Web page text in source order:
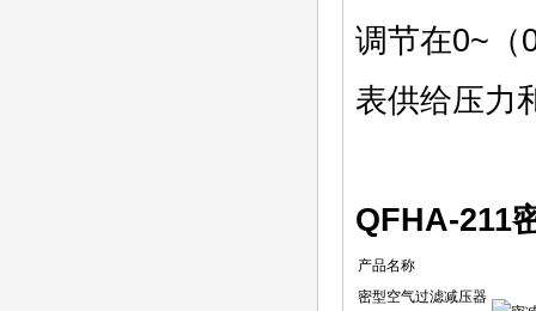
调节在0~（
表供给压力
QFHA-211
产品名称
密型空气过滤减压器